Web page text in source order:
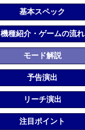
基本スペック
機種紹介・ゲームの流れ
モード解説
予告演出
リーチ演出
注目ポイント